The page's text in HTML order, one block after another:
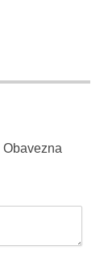
Obavezna